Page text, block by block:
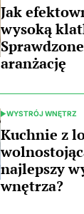
IN
Jak
wysoką
aranżację
POSTED
IN
WYSTRÓJ WNĘTRZ
Kuchnie z
najlepszy
wnętrza?